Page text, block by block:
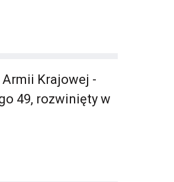
Krajowej -
49, rozwinięty w